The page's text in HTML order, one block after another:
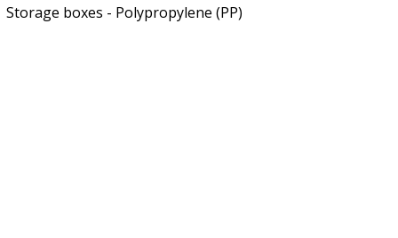
Storage boxes - Polypropylene (PP)